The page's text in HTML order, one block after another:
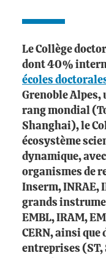
Le Collège
dont 40%
écoles
Grenoble Alpes,
rang mondial
Shanghai), le
écosystème
dynamique,
organismes de
Inserm, INRAE,
grands
EMBL, IRAM,
CERN, ainsi que
entreprises